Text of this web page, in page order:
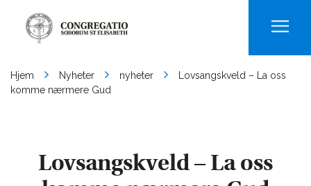
Hjem Nyheter nyheter
Lovsangskveld – La oss
komme nærmere Gud
Lovsangskveld – La oss